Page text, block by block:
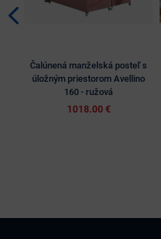
Čalúnená manželská posteľ s
úložným priestorom Avellino
160 - ružová
1018.00 €